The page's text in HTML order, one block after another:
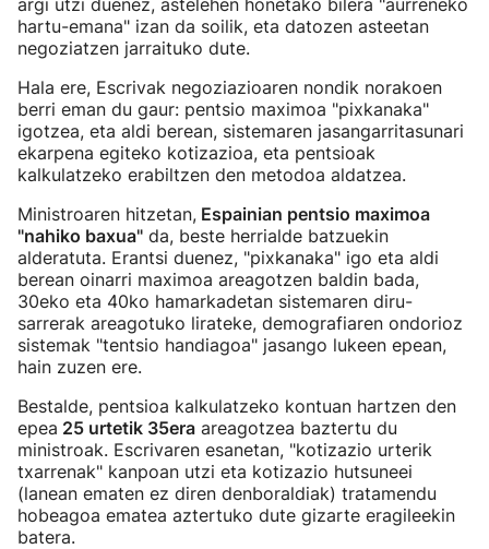
argi utzi duenez, astelehen honetako bilera "aurreneko
hartu-emana" izan da soilik, eta datozen asteetan
negoziatzen jarraituko dute.
Hala ere, Escrivak negoziazioaren nondik norakoen
berri eman du gaur: pentsio maximoa "pixkanaka"
igotzea, eta aldi berean, sistemaren jasangarritasunari
ekarpena egiteko kotizazioa, eta pentsioak
kalkulatzeko erabiltzen den metodoa aldatzea.
Ministroaren hitzetan, Espainian pentsio maximoa
"nahiko baxua" da, beste herrialde batzuekin
alderatuta. Erantsi duenez, "pixkanaka" igo eta aldi
berean oinarri maximoa areagotzen baldin bada,
30eko eta 40ko hamarkadetan sistemaren diru-
sarrerak areagotuko lirateke, demografiaren ondorioz
sistemak "tentsio handiagoa" jasango lukeen epean,
hain zuzen ere.
Bestalde, pentsioa kalkulatzeko kontuan hartzen den
epea 25 urtetik 35era areagotzea baztertu du
ministroak. Escrivaren esanetan, "kotizazio urterik
txarrenak" kanpoan utzi eta kotizazio hutsuneei
(lanean ematen ez diren denboraldiak) tratamendu
hobeagoa ematea aztertuko dute gizarte eragileekin
batera.